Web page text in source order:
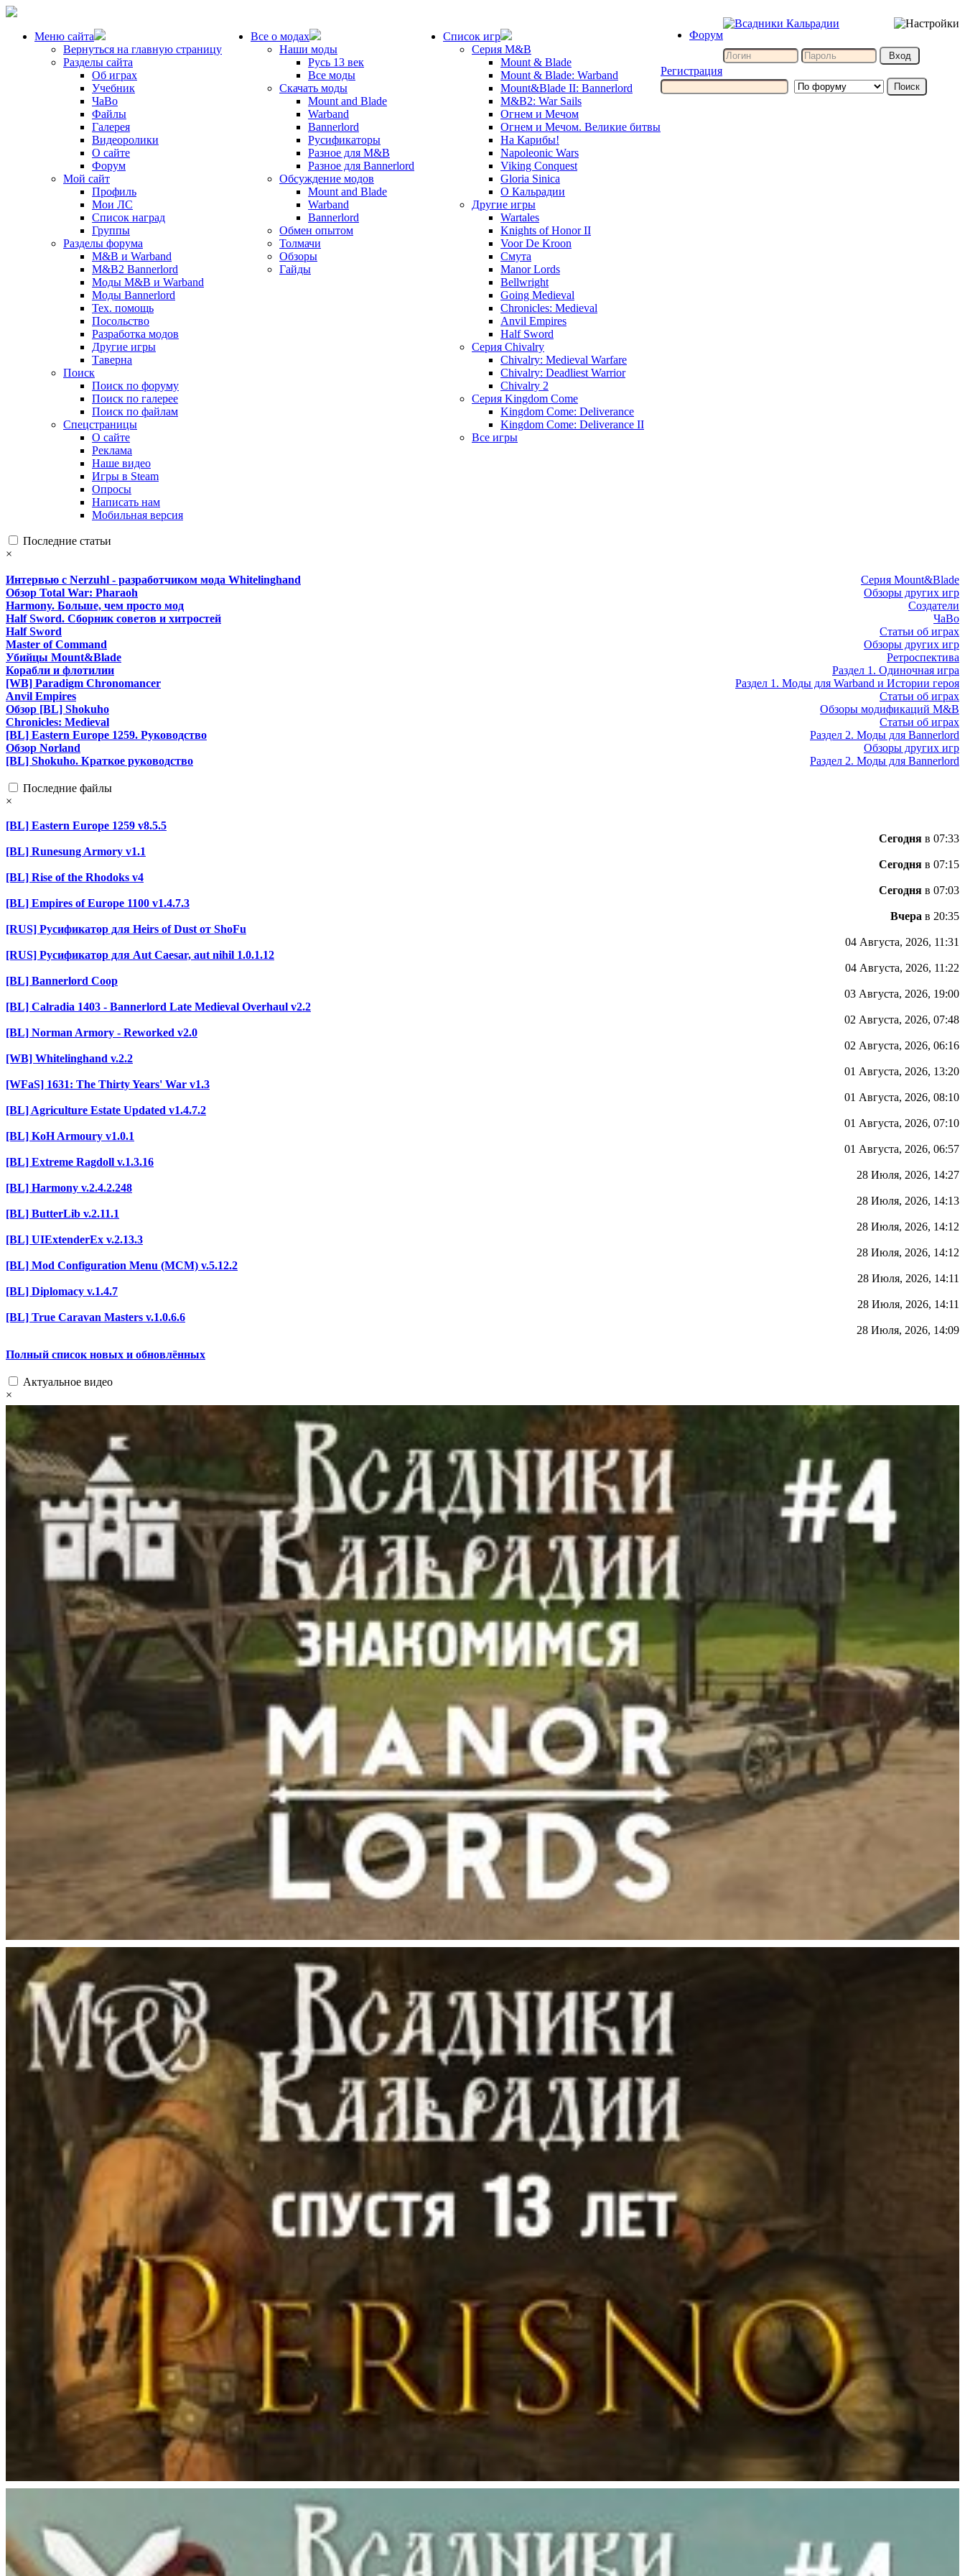
Меню сайта
Вернуться на главную страницу
Разделы сайта
Об играх
Учебник
ЧаВо
Файлы
Галерея
Видеоролики
О сайте
Форум
Мой сайт
Профиль
Мои ЛС
Список наград
Группы
Разделы форума
M&B и Warband
M&B2 Bannerlord
Моды M&B и Warband
Моды Bannerlord
Тех. помощь
Посольство
Разработка модов
Другие игры
Таверна
Поиск
Поиск по форуму
Поиск по галерее
Поиск по файлам
Спецстраницы
О сайте
Реклама
Наше видео
Игры в Steam
Опросы
Написать нам
Мобильная версия
Все о модах
Наши моды
Русь 13 век
Все моды
Скачать моды
Mount and Blade
Warband
Bannerlord
Русификаторы
Разное для M&B
Разное для Bannerlord
Обсуждение модов
Mount and Blade
Warband
Bannerlord
Обмен опытом
Толмачи
Обзоры
Гайды
Список игр
Серия M&B
Mount & Blade
Mount & Blade: Warband
Mount&Blade II: Bannerlord
M&B2: War Sails
Огнем и Мечом
Огнем и Мечом. Великие битвы
На Карибы!
Napoleonic Wars
Viking Conquest
Gloria Sinica
О Кальрадии
Другие игры
Wartales
Knights of Honor II
Voor De Kroon
Смута
Manor Lords
Bellwright
Going Medieval
Chronicles: Medieval
Anvil Empires
Half Sword
Серия Chivalry
Chivalry: Medieval Warfare
Chivalry: Deadliest Warrior
Chivalry 2
Серия Kingdom Come
Kingdom Come: Deliverance
Kingdom Come: Deliverance II
Все игры
Форум
Регистрация
Последние статьи
×
Серия Mount&Blade
Интервью с Nerzuhl - разработчиком мода Whitelinghand
Обзоры других игр
Обзор Total War: Pharaoh
Создатели
Harmony. Больше, чем просто мод
ЧаВо
Half Sword. Сборник советов и хитростей
Статьи об играх
Half Sword
Обзоры других игр
Master of Command
Ретроспектива
Убийцы Mount&Blade
Раздел 1. Одиночная игра
Корабли и флотилии
Раздел 1. Моды для Warband и Истории героя
[WB] Paradigm Chronomancer
Статьи об играх
Anvil Empires
Обзоры модификаций M&B
Обзор [BL] Shokuho
Статьи об играх
Chronicles: Medieval
Раздел 2. Моды для Bannerlord
[BL] Eastern Europe 1259. Руководство
Обзоры других игр
Обзор Norland
Раздел 2. Моды для Bannerlord
[BL] Shokuho. Краткое руководство
Последние файлы
×
[BL] Eastern Europe 1259 v8.5.5
Сегодня в 07:33
[BL] Runesung Armory v1.1
Сегодня в 07:15
[BL] Rise of the Rhodoks v4
Сегодня в 07:03
[BL] Empires of Europe 1100 v1.4.7.3
Вчера в 20:35
[RUS] Русификатор для Heirs of Dust от ShoFu
04 Августа, 2026, 11:31
[RUS] Русификатор для Aut Caesar, aut nihil 1.0.1.12
04 Августа, 2026, 11:22
[BL] Bannerlord Coop
03 Августа, 2026, 19:00
[BL] Calradia 1403 - Bannerlord Late Medieval Overhaul v2.2
02 Августа, 2026, 07:48
[BL] Norman Armory - Reworked v2.0
02 Августа, 2026, 06:16
[WB] Whitelinghand v.2.2
01 Августа, 2026, 13:20
[WFaS] 1631: The Thirty Years' War v1.3
01 Августа, 2026, 08:10
[BL] Agriculture Estate Updated v1.4.7.2
01 Августа, 2026, 07:10
[BL] KoH Armoury v1.0.1
01 Августа, 2026, 06:57
[BL] Extreme Ragdoll v.1.3.16
28 Июля, 2026, 14:27
[BL] Harmony v.2.4.2.248
28 Июля, 2026, 14:13
[BL] ButterLib v.2.11.1
28 Июля, 2026, 14:12
[BL] UIExtenderEx v.2.13.3
28 Июля, 2026, 14:12
[BL] Mod Configuration Menu (MCM) v.5.12.2
28 Июля, 2026, 14:11
[BL] Diplomacy v.1.4.7
28 Июля, 2026, 14:11
[BL] True Caravan Masters v.1.0.6.6
28 Июля, 2026, 14:09
Полный список новых и обновлённых
Актуальное видео
×